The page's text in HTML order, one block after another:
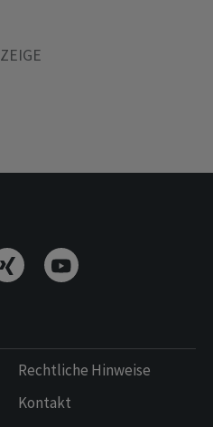
Rechtliche Hinweise
Kontakt